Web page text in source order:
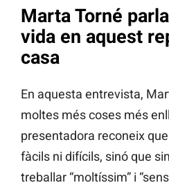
Marta Torné
vida en aquest
casa
En aquesta entrevista,
moltes més coses més
presentadora reconeix
fàcils ni difícils, sinó que
treballar “moltíssim” i